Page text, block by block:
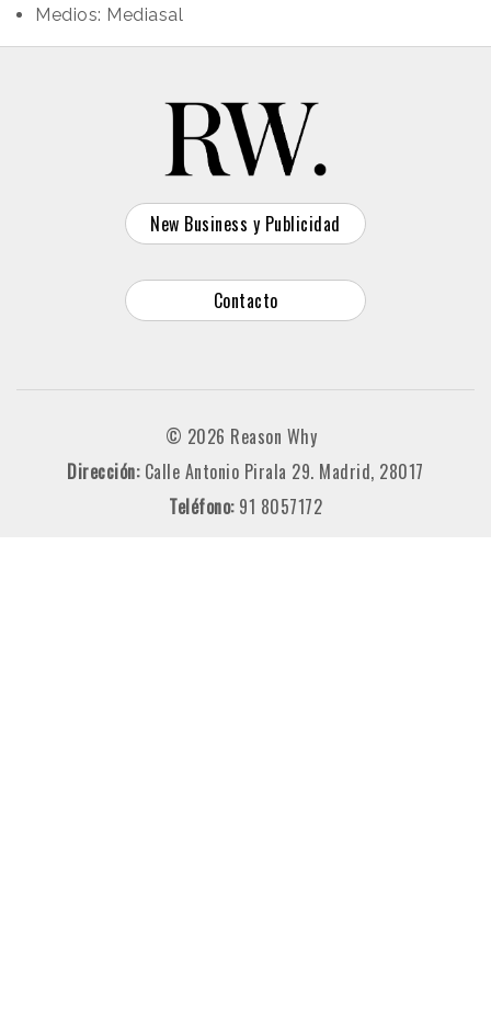
Medios: Mediasal
New Business y Publicidad
Contacto
© 2026 Reason Why
Dirección: Calle Antonio Pirala 29. Madrid, 28017
Teléfono: 91 8057172